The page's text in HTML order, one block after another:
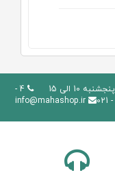
4 -
info@mahashop.ir